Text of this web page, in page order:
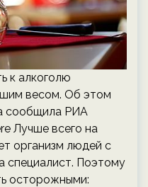
к алкоголю
весом. Об этом
сообщила РИА
Лучше всего на
организм людей с
специалист. Поэтому
осторожными: